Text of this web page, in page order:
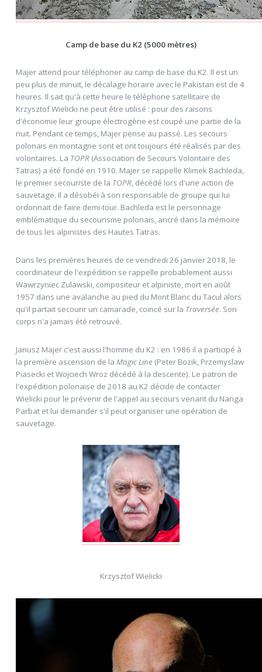
Camp de base du K2 (5000 mètres)
Majer attend pour téléphoner au camp de base du K2. Il est un
peu plus de minuit, le décalage horaire avec le Pakistan est de 4
heures. Il sait qu'à cette heure le téléphone satellitaire de
Krzysztof Wielicki ne peut être utilisé : pour des raisons
d'économie leur groupe électrogène est coupé une partie de la
nuit. Pendant ce temps, Majer pense au passé. Les secours
polonais en montagne sont et ont toujours été réalisés par des
volontaires. La TOPR(Association de Secours Volontaire des
Tatras) a été fondé en 1910. Majer se rappelle Klimek Bachleda,
le premier secouriste de la TOPR, décédé lors d'une action de
sauvetage. Il a désobéi à son responsable de groupe qui lui
ordonnait de faire demi-tour. Bachleda est le personnage
emblématique du secourisme polonais, ancré dans la mémoire
de tous les alpinistes des Hautes Tatras.
Dans les premières heures de ce vendredi 26 janvier 2018, le
coordinateur de l'expédition se rappelle probablement aussi
Wawrzyniec Zulawski, compositeur et alpiniste, mort en août
1957 dans une avalanche au pied du Mont Blanc du Tacul alors
qu'il partait secourir un camarade, coincé sur la Traversée. Son
corps n'a jamais été retrouvé.
Janusz Majer c'est aussi l'homme du K2 : en 1986 il a participé à
la première ascension de la Magic Line (Peter Bozik, Przemyslaw
Piasecki et Wojciech Wroz décédé à la descente). Le patron de
l'expédition polonaise de 2018 au K2 décide de contacter
Wielicki pour le prévenir de l'appel au secours venant du Nanga
Parbat et lui demander s'il peut organiser une opération de
sauvetage.
Krzysztof Wielicki